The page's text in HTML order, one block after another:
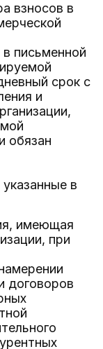
взносов в
письменной
срок с
и
обязан
в
имеющая
при
договоров